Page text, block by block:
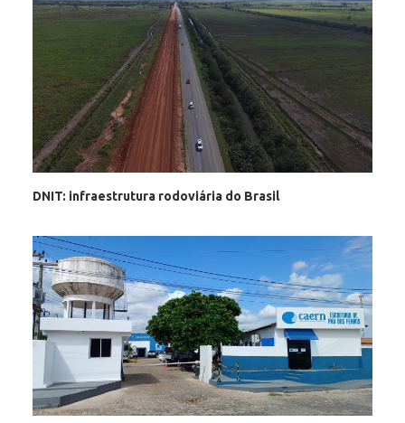
DNIT: infraestrutura rodoviária do Brasil